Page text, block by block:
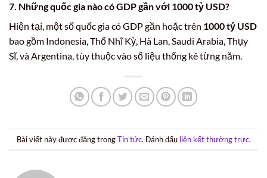
7. Những quốc gia nào có GDP gần với 1000 tỷ USD?
Hiện tại, một số quốc gia có GDP gần hoặc trên 1000 tỷ USD
bao gồm Indonesia, Thổ Nhĩ Kỳ, Hà Lan, Saudi Arabia, Thụy
Sĩ, và Argentina, tùy thuộc vào số liệu thống kê từng năm.
Bài viết này được đăng trongTin tức. Đánh dấu liên kết thường trực.